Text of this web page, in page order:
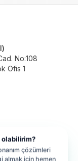
No:108
Ofis 1
olabilirim?
çözümleri
almak için hemen